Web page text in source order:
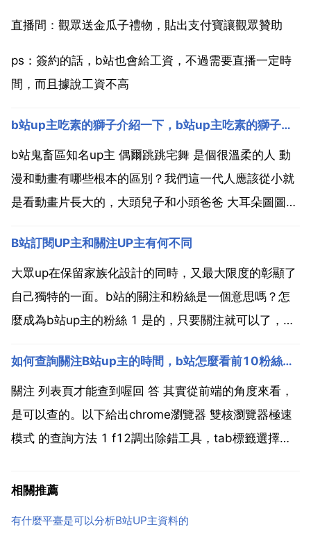
直播間：觀眾送金瓜子禮物，貼出支付寶讓觀眾贊助
ps：簽約的話，b站也會給工資，不過需要直播一定時
間，而且據說工資不高
b站up主吃素的獅子介紹一下，b站up主吃素的獅子介紹一下
b站鬼畜區知名up主 偶爾跳跳宅舞 是個很溫柔的人 動
漫和動畫有哪些根本的區別？我們這一代人應該從小就
是看動畫片長大的，大頭兒子和小頭爸爸 大耳朵圖圖
我們長大後，看的更多的是動漫了，動畫片對我們的吸
引力沒有像小時候那麼強了。不過現在還是有很多人根
本弄...
B站訂閱UP主和關注UP主有何不同
大眾up在保留家族化設計的同時，又最大限度的彰顯了
自己獨特的一面。b站的關注和粉絲是一個意思嗎？怎
麼成為b站up主的粉絲 1 是的，只要關注就可以了，平
的粉絲，首先要開啟手機上的bilibili。3 然後點選up主
名字後方的關注。4 這樣就成功關注了...
如何查詢關注B站up主的時間，b站怎麼看前10粉絲最多up主
關注 列表頁才能查到喔回 答 其實從前端的角度來看，
是可以查的。以下給出chrome瀏覽器 雙核瀏覽器極速
模式 的查詢方法 1 f12調出除錯工具，tab標籤選擇
須為all。3 找到這個介面，單擊。4 在右側頂部欄選擇
相關推薦
有什麼平臺是可以分析B站UP主資料的